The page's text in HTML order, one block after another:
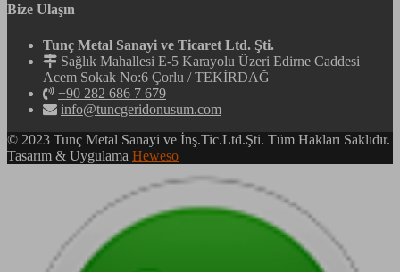
Bize Ulaşın
Tunç Metal Sanayi ve Ticaret Ltd. Şti.
Sağlık Mahallesi E-5 Karayolu Üzeri Edirne Caddesi
Acem Sokak No:6 Çorlu / TEKİRDAĞ
+90 282 686 7 679
info@tuncgeridonusum.com
© 2023 Tunç Metal Sanayi ve İnş.Tic.Ltd.Şti. Tüm Hakları Saklıdır.
Tasarım & Uygulama Heweso